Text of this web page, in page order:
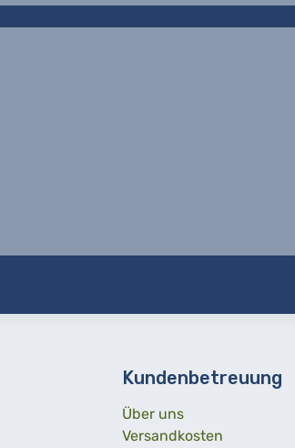
Kundenbetreuung
Über uns
Versandkosten